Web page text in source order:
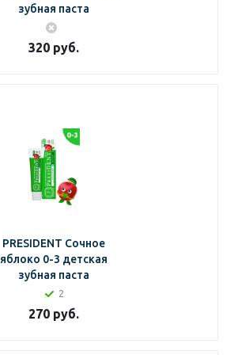
зубная паста
320руб.
PRESIDENT Сочное
яблоко 0-3 детская
зубная паста
2
270руб.